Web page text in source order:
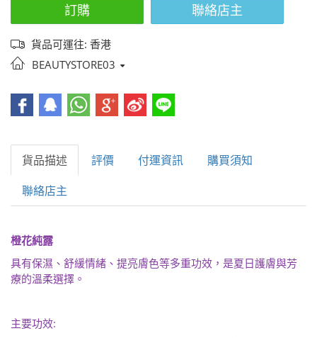
訂購 聯絡店主
貨品可運往: 香港
BEAUTYSTORE03
貨品描述 評價 付運資訊
購買須知
聯絡店主
橙花純露
具有保濕、舒緩情緒、提亮膚色等多重功效，是夏日護膚與芳
療的溫柔選擇。
主要功效: